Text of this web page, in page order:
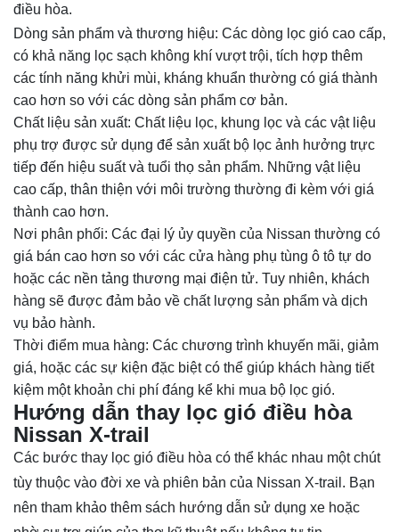
điều hòa.
Dòng sản phẩm và thương hiệu: Các dòng lọc gió cao cấp,
có khả năng lọc sạch không khí vượt trội, tích hợp thêm
các tính năng khửi mùi, kháng khuẩn thường có giá thành
cao hơn so với các dòng sản phẩm cơ bản.
Chất liệu sản xuất: Chất liệu lọc, khung lọc và các vật liệu
phụ trợ được sử dụng để sản xuất bộ lọc ảnh hưởng trực
tiếp đến hiệu suất và tuổi thọ sản phẩm. Những vật liệu
cao cấp, thân thiện với môi trường thường đi kèm với giá
thành cao hơn.
Nơi phân phối: Các đại lý ủy quyền của Nissan thường có
giá bán cao hơn so với các cửa hàng phụ tùng ô tô tự do
hoặc các nền tảng thương mại điện tử. Tuy nhiên, khách
hàng sẽ được đảm bảo về chất lượng sản phẩm và dịch
vụ bảo hành.
Thời điểm mua hàng: Các chương trình khuyến mãi, giảm
giá, hoặc các sự kiện đặc biệt có thể giúp khách hàng tiết
kiệm một khoản chi phí đáng kể khi mua bộ lọc gió.
Hướng dẫn thay lọc gió điều hòa
Nissan X-trail
Các bước thay lọc gió điều hòa có thể khác nhau một chút
tùy thuộc vào đời xe và phiên bản của Nissan X-trail. Bạn
nên tham khảo thêm sách hướng dẫn sử dụng xe hoặc